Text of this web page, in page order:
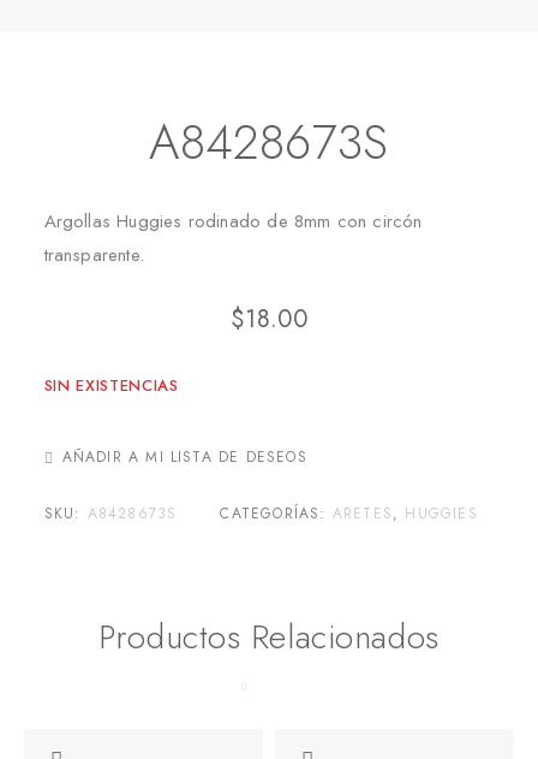
A8428673S
Argollas Huggies rodinado de 8mm con circón
transparente.
$18.00
SIN EXISTENCIAS
AÑADIR A MI LISTA DE DESEOS
SKU: A8428673S CATEGORÍAS: ARETES, HUGGIES
Productos Relacionados